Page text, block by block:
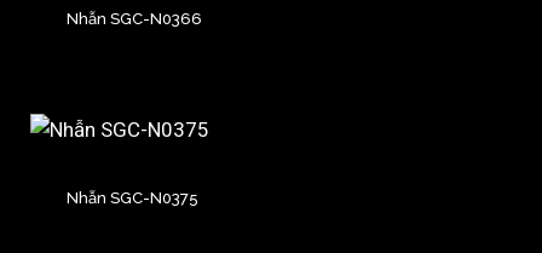
Nhẫn SGC-N0366
Nhẫn SGC-N0375